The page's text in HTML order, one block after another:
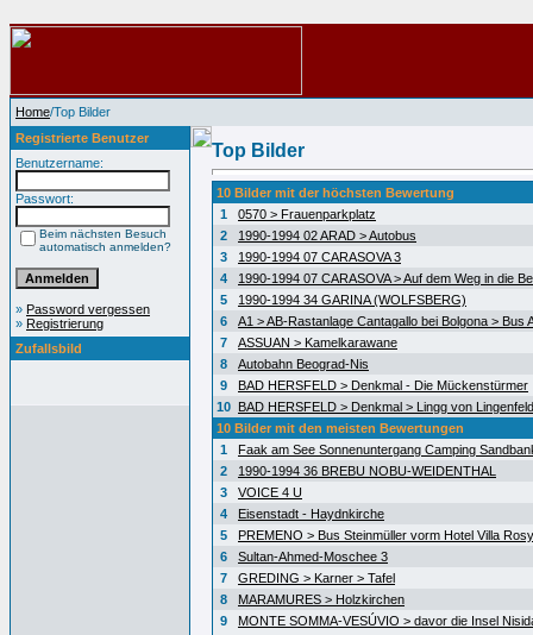
Home/Top Bilder
Registrierte Benutzer
Benutzername:
Passwort:
Beim nächsten Besuch
automatisch anmelden?
» Password vergessen
» Registrierung
Zufallsbild
Top Bilder
10 Bilder mit der höchsten Bewertung
1
0570 > Frauenparkplatz
2
1990-1994 02 ARAD > Autobus
3
1990-1994 07 CARASOVA 3
4
1990-1994 07 CARASOVA > Auf dem Weg in die
5
1990-1994 34 GARINA (WOLFSBERG)
6
A1 > AB-Rastanlage Cantagallo bei Bolgona > Bus
7
ASSUAN > Kamelkarawane
8
Autobahn Beograd-Nis
9
BAD HERSFELD > Denkmal - Die Mückenstürmer
10 BAD HERSFELD > Denkmal > Lingg von Lingenfeld
10 Bilder mit den meisten Bewertungen
1
Faak am See Sonnenuntergang Camping
2
1990-1994 36 BREBU NOBU-WEIDENTHAL
3
VOICE 4 U
4
Eisenstadt - Haydnkirche
5
PREMENO > Bus Steinmüller vorm Hotel Villa Rosy
6
Sultan-Ahmed-Moschee 3
7
GREDING > Karner > Tafel
8
MARAMURES > Holzkirchen
9
MONTE SOMMA-VESÚVIO > davor die Insel